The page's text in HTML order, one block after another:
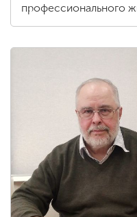
профессионального